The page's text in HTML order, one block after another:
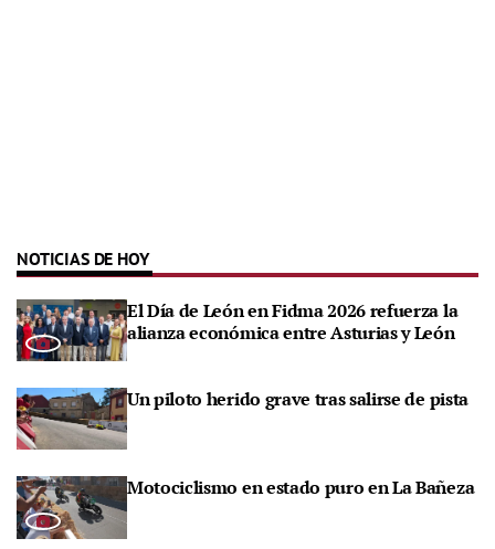
NOTICIAS DE HOY
El Día de León en Fidma 2026 refuerza la
alianza económica entre Asturias y León
Un piloto herido grave tras salirse de pista
Motociclismo en estado puro en La Bañeza